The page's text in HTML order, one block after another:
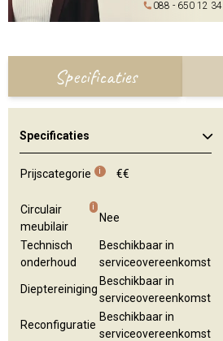
088 - 650 12 34
Specificaties
Specificaties
Prijscategorie i €€
Circulair
meubilair
i
Nee
Technisch
onderhoud
Beschikbaar in
serviceovereenkomst
Dieptereiniging
Beschikbaar in
serviceovereenkomst
Reconfiguratie
Beschikbaar in
serviceovereenkomst